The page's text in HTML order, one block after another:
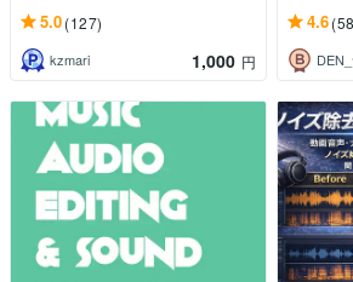
5.0(127)
kzmari 1,000 円
4.6